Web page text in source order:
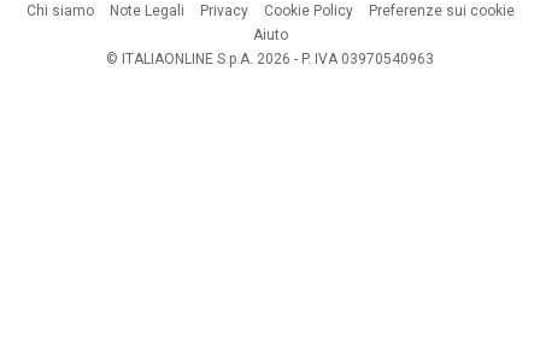
Chi siamo Note Legali Privacy Cookie Policy
Preferenze sui cookie
Aiuto
© ITALIAONLINE S.p.A. 2026 - P. IVA 03970540963